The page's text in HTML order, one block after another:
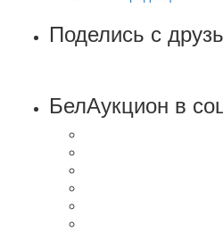
Поделись с
БелАукцион в